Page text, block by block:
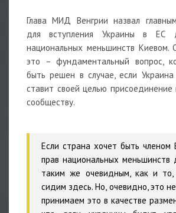
Глава МИД Венгрии назвал
для вступления Украины в ЕС
национальных меньшинств Киевом.
это – фундаментальный вопрос,
быть решен в случае, если Украина
ставит своей целью присоединение
сообществу.
Если страна хочет быть членом
прав национальных меньшинств
таким же очевидным, как и
сидим здесь. Но, очевидно, это
принимаем это в качестве